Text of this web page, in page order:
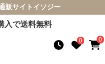
販サイト イソジー
入で送料無料
0 0